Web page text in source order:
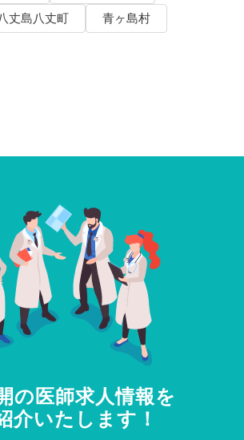
丈島八丈町
青ヶ島村
の医師求人情報を
介いたします！